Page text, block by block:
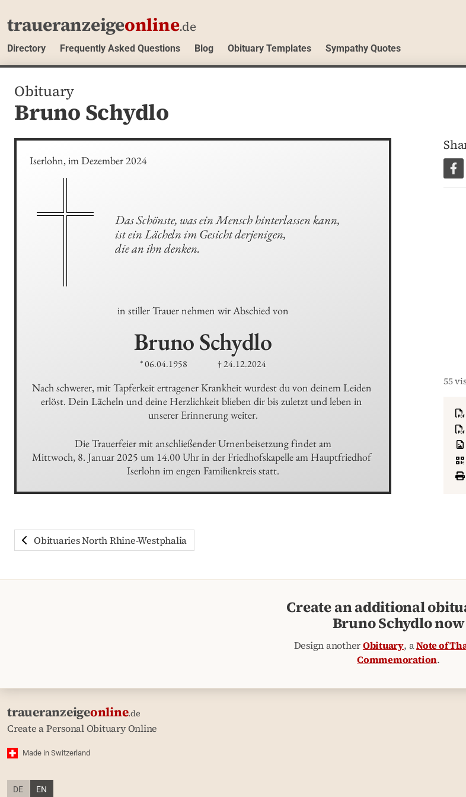
traueranzeigeonline.de
Directory Frequently Asked Questions Blog Obituary Templates Sympathy Quotes
Obituary
Bruno Schydlo
Iserlohn, im Dezember 2024
Das Schönste, was ein Mensch hinterlassen kann,
ist ein Lächeln im Gesicht derjenigen,
die an ihn denken.
in stiller Trauer nehmen wir Abschied von
BrunoSchydlo
* 06.04.1958 † 24.12.2024
Nach schwerer, mit Tapferkeit ertragener Krankheit wurdest du von deinem Leiden
erlöst. Dein Lächeln und deine Herzlichkeit blieben dir bis zuletzt und leben in
unserer Erinnerung weiter.
Die Trauerfeier mit anschließender Urnenbeisetzung findet am
Mittwoch, 8. Januar 2025 um 14.00 Uhr in der Friedhofskapelle am Hauptfriedhof
Iserlohn im engen Familienkreis statt.
55
Obituaries North Rhine-Westphalia
Create an additional
Bruno Schydlo now
Design anotherObituary, aNote of
Commemoration.
traueranzeigeonline.de
Create a Personal Obituary Online
Made in Switzerland
DE EN